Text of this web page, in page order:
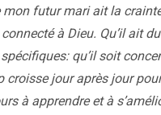
futur mari ait la
à Dieu. Qu’il ait
qu’il soit
croisse jour après jour
à apprendre et à